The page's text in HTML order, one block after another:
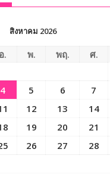
สิงหาคม 2026
อ. พ. พฤ. ศ.
4 5 6 7
12 13 14
19 20 21
26 27 28